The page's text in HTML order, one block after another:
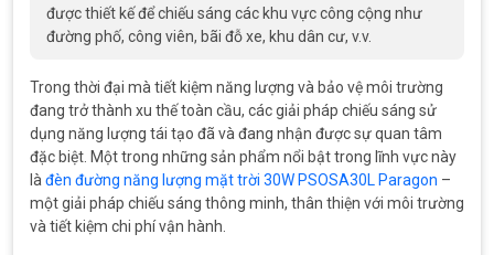
được thiết kế để chiếu sáng các khu vực công cộng như
đường phố, công viên, bãi đỗ xe, khu dân cư, v.v.
Trong thời đại mà tiết kiệm năng lượng và bảo vệ môi trường
đang trở thành xu thế toàn cầu, các giải pháp chiếu sáng sử
dụng năng lượng tái tạo đã và đang nhận được sự quan tâm
đặc biệt. Một trong những sản phẩm nổi bật trong lĩnh vực này
là đèn đường năng lượng mặt trời 30W PSOSA30L Paragon –
một giải pháp chiếu sáng thông minh, thân thiện với môi trường
và tiết kiệm chi phí vận hành.